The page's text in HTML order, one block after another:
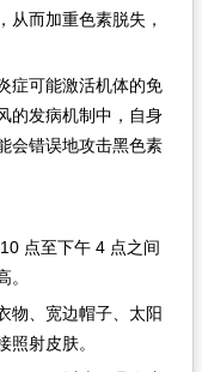
从而加重色素脱失，
症可能激活机体的免
的发病机制中，自身
会错误地攻击黑色素
点至下午 4 点之间
物、宽边帽子、太阳
射皮肤。​